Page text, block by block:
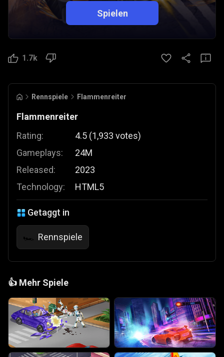
Spielen
1.7k
Rennspiele Flammenreiter
Flammenreiter
Rating:
Gameplays:
Released:
Technology:
4.5 (1,933 votes)
24M
2023
HTML5
Getaggt in
🏎️ Rennspiele
👍 Mehr Spiele